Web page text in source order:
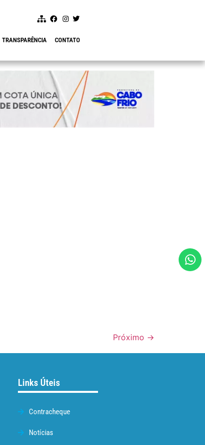
TRANSPARÊNCIA CONTATO
Próximo →
Links Úteis
Contracheque
Notícias